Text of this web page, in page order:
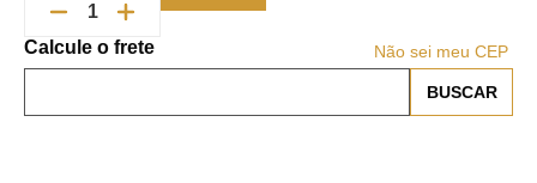
Não sei meu CEP